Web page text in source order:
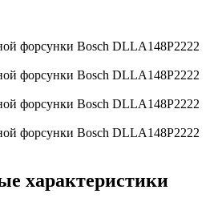
характеристики